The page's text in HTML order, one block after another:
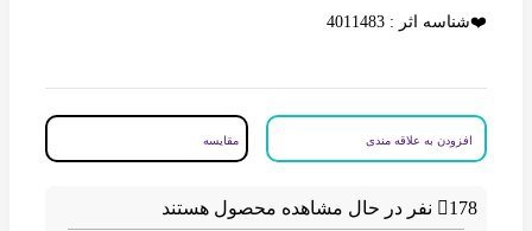
❤️شناسه اثر : 4011483
افزودن به علاقه مندی مقایسه
178 نفر در حال مشاهده محصول هستند